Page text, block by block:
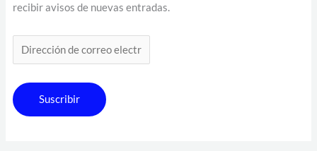
recibir avisos de nuevas entradas.
Suscribir